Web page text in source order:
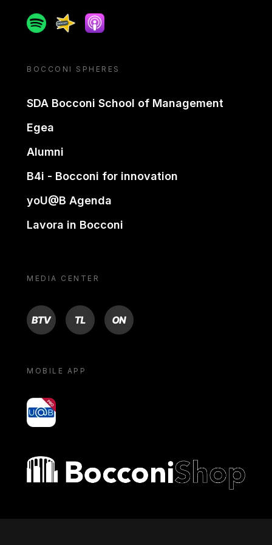
SpotifySpreakerApple podcast
BOCCONI SPHERES
SDA Bocconi School of Management
Egea
Alumni
B4i - Bocconi for innovation
yoU@B Agenda
Lavora in Bocconi
MEDIA CENTER
BTV TL ON
MOBILE APP
yoU@B
Bocconi shop